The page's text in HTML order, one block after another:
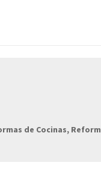
de Cocinas,